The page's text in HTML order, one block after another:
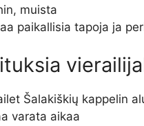
muista
paikallisia tapoja ja
Šalakiškių kappelin
varata aikaa